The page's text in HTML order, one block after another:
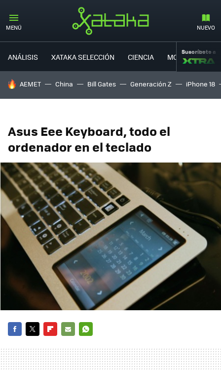
MENÚ NUEVO
ANÁLISIS XATAKA SELECCIÓN CIENCIA MOVILIDAD
Suscríbete a
HOY SE HABLA DE
AEMET China Bill Gates Generación Z iPhone 18
Asus Eee Keyboard, todo el
ordenador en el teclado
MAIL